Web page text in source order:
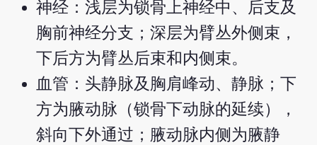
神经：浅层为锁骨上神经中、后支及
胸前神经分支；深层为臂丛外侧束，
下后方为臂丛后束和内侧束。
血管：头静脉及胸肩峰动、静脉；下
方为腋动脉（锁骨下动脉的延续），
斜向下外通过；腋动脉内侧为腋静